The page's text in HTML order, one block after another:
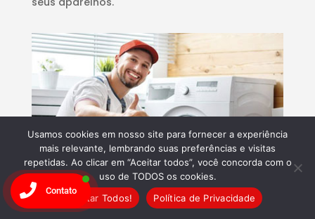
Usamos cookies em nosso site para fornecer a experiência
mais relevante, lembrando suas preferências e visitas
repetidas. Ao clicar em “Aceitar todos”, você concorda com o
uso de TODOS os cookies.
Aceitar Todos!
Política de Privacidade
Contato